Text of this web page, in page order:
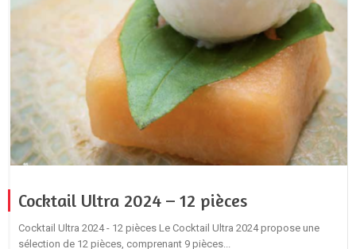
Cocktail Ultra 2024 – 12 pièces
Cocktail Ultra 2024 - 12 pièces Le Cocktail Ultra 2024 propose une
sélection de 12 pièces, comprenant 9 pièces...